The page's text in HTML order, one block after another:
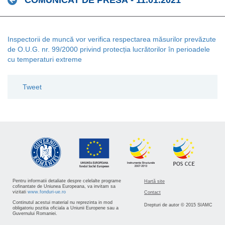
Inspectorii de muncă vor verifica respectarea măsurilor prevăzute
de O.U.G. nr. 99/2000 privind protecția lucrătorilor în perioadele
cu temperaturi extreme
Tweet
Pentru informatii detaliate despre celelalte programe
cofinantate de Uniunea Europeana, va invitam sa
vizitati www.fonduri-ue.ro
Continutul acestui material nu reprezinta in mod
obligatoriu pozitia oficiala a Uniunii Europene sau a
Guvernului Romaniei.
Hartă site
Contact
Drepturi de autor © 2015 SIAMC